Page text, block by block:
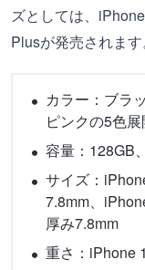
ズとしては、
Plusが発売されます
カラー：ブラ
ピンクの5色展
容量：128GB
サイズ：
7.8mm、
厚み7.8mm
重さ：iPhone